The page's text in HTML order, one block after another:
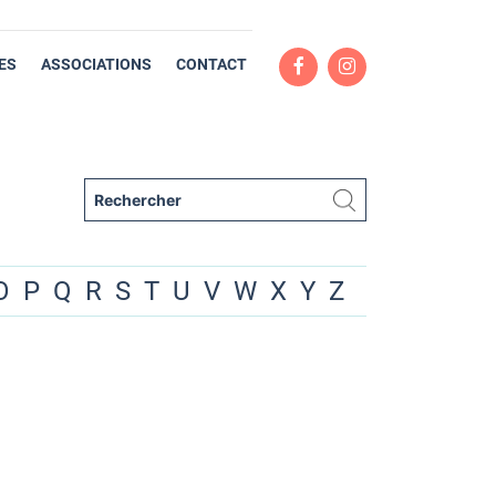
ASSOCIATIONS CONTACT
P Q R S T U V W X Y Z